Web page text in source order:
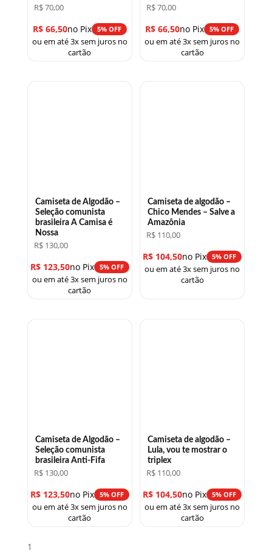
R$70,00
R$66,50no Pix 5% OFF
ou em até 3x sem juros no
cartão
R$70,00
R$ 66,50no Pix 5% OFF
ou em até 3x sem juros no
cartão
Camiseta de Algodão –
Seleção comunista
brasileira A Camisa é
Nossa
R$130,00
R$123,50no Pix 5% OFF
ou em até 3x sem juros no
cartão
Camiseta de algodão –
Chico Mendes – Salve a
Amazônia
R$110,00
R$ 104,50no Pix 5% OFF
ou em até 3x sem juros no
cartão
Camiseta de Algodão –
Seleção comunista
brasileira Anti-Fifa
R$130,00
R$123,50no Pix 5% OFF
ou em até 3x sem juros no
cartão
Camiseta de algodão –
Lula, vou te mostrar o
triplex
R$110,00
R$ 104,50no Pix 5% OFF
ou em até 3x sem juros no
cartão
1